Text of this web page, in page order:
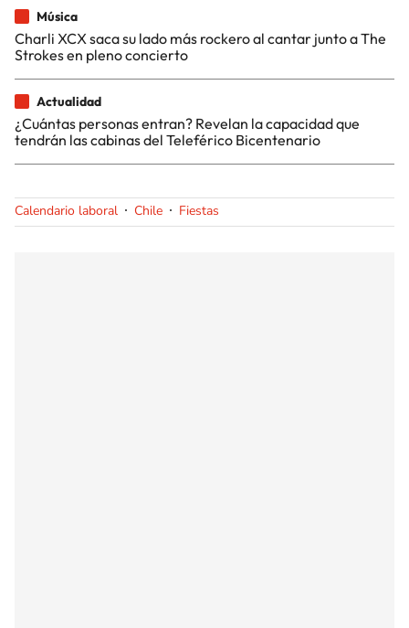
Música
Charli XCX saca su lado más rockero al cantar junto a The
Strokes en pleno concierto
Actualidad
¿Cuántas personas entran? Revelan la capacidad que
tendrán las cabinas del Teleférico Bicentenario
Calendario laboral Chile Fiestas